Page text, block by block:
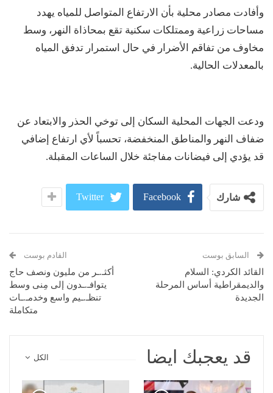
وأفادت مصادر محلية بأن الارتفاع المتواصل للمياه يهدد
مساحات زراعية وممتلكات سكنية تقع بمحاذاة النهر، وسط
مخاوف من تفاقم الأضرار في حال استمرار تدفق المياه
بالمعدلات الحالية.
ودعت الجهات المحلية السكان إلى توخي الحذر والابتعاد عن
ضفاف النهر والمناطق المنخفضة، تحسباً لأي ارتفاع إضافي
قد يؤدي إلى فيضانات مفاجئة خلال الساعات المقبلة.
شارك Facebook
Twitter
السابق بوست
القائد الكردي: السلام
والديمقراطية أساس المرحلة
الجديدة
القادم بوست
أكثـ.ـر من مليون ونصف حاج
يتوافـ.ـدون إلى مِنى وسط
تنظـ.ـيم واسع وخدمـ.ـات
متكاملة
الكل قد يعجبك ايضا